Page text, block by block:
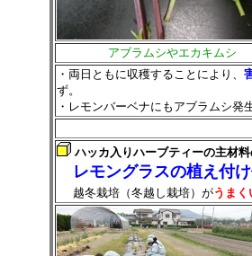
アブラムシやエカキムシ
・両日ともに収穫することにより、
ず。
・レモンバーベナにもアブラムシ発
ハッカ入りハーブティーの主材
レモングラスの植え付
越冬栽培（冬越し栽培）がうま